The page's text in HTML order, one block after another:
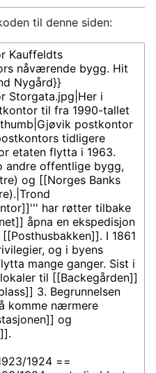
til denne siden: